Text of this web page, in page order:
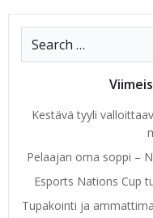
Search
Kestävä tyyli
Pelaajan oma soppi –
Esports Nations Cup
Tupakointi ja